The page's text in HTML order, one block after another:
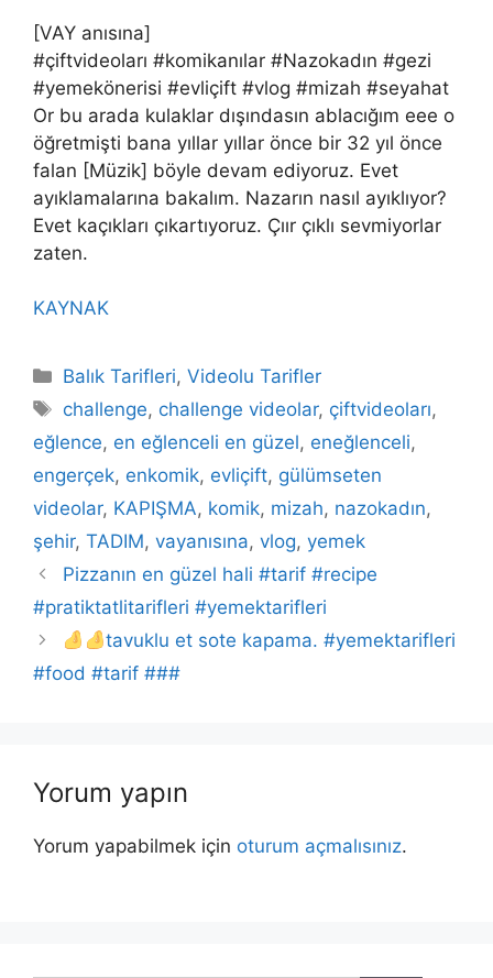
[VAY anısına]
#çiftvideoları #komikanılar #Nazokadın #gezi
#yemekönerisi #evliçift #vlog #mizah #seyahat
Or bu arada kulaklar dışındasın ablacığım eee o
öğretmişti bana yıllar yıllar önce bir 32 yıl önce
falan [Müzik] böyle devam ediyoruz. Evet
ayıklamalarına bakalım. Nazarın nasıl ayıklıyor?
Evet kaçıkları çıkartıyoruz. Çıır çıklı sevmiyorlar
zaten.
KAYNAK
Kategoriler
Balık Tarifleri,Videolu Tarifler
Etiketler
challenge, challenge videolar, çiftvideoları,
eğlence, en eğlenceli en güzel, eneğlenceli,
engerçek, enkomik, evliçift, gülümseten
videolar, KAPIŞMA, komik, mizah, nazokadın,
şehir, TADIM, vayanısına, vlog, yemek
Pizzanın en güzel hali #tarif #recipe
#pratiktatlitarifleri #yemektarifleri
tavuklu et sote kapama. #yemektarifleri
#food #tarif ###
Yorum yapın
Yorum yapabilmek için oturum açmalısınız.